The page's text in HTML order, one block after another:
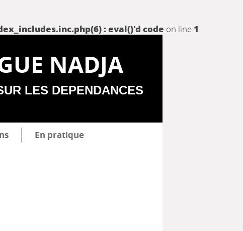
: eval()'d code on line 1
NADJA
LES DEPENDANCES
En pratique